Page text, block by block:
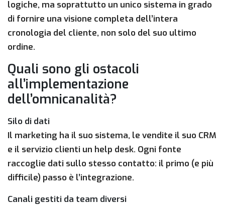
logiche, ma soprattutto un unico sistema in grado
di fornire una visione completa dell’intera
cronologia del cliente, non solo del suo ultimo
ordine.
Quali sono gli ostacoli
all’implementazione
dell’omnicanalità?
Silo di dati
Il marketing ha il suo sistema, le vendite il suo CRM
e il servizio clienti un help desk. Ogni fonte
raccoglie dati sullo stesso contatto: il primo (e più
difficile) passo è l’integrazione.
Canali gestiti da team diversi